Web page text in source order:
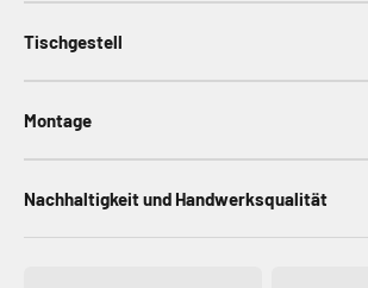
Tischgestell
Montage
Nachhaltigkeit und Handwerksqualität